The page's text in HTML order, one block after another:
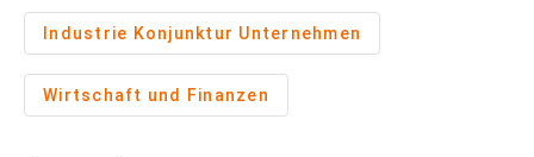
Industrie Konjunktur Unternehmen
Wirtschaft und Finanzen